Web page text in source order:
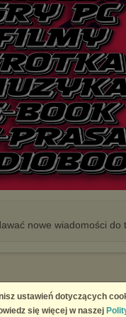
nowe wiadomości do
ustawień dotyczących
się więcej w naszej